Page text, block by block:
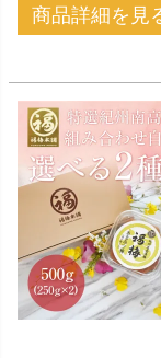
商品詳細を見